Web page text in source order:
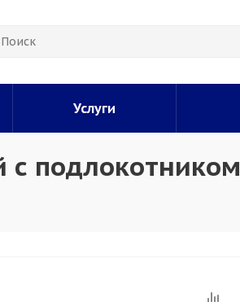
Услуги
подлокотником